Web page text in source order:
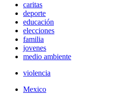
caritas
deporte
educación
elecciones
familia
jovenes
medio ambiente
violencia
Mexico